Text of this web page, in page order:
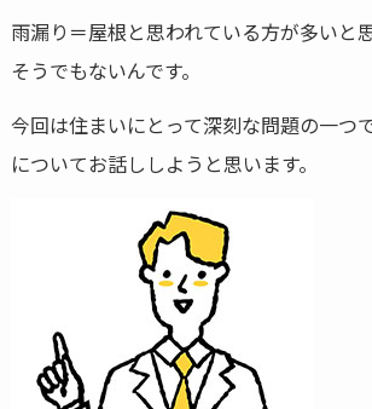
雨漏り＝屋根と思われている方が多いと
そうでもないんです。
今回は住まいにとって深刻な問題の一つ
についてお話ししようと思います。